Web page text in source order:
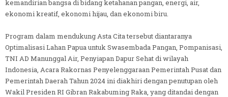
kemandirian bangsa di bidang ketahanan pangan, energi, air,
ekonomi kreatif, ekonomi hijau, dan ekonomi biru.
Program dalam mendukung Asta Cita tersebut diantaranya
Optimalisasi Lahan Papua untuk Swasembada Pangan, Pompanisasi,
TNI AD Manunggal Air, Penyiapan Dapur Sehat di wilayah
Indonesia, Acara Rakornas Penyelenggaraan Pemerintah Pusat dan
Pemerintah Daerah Tahun 2024 ini diakhiri dengan penutupan oleh
Wakil Presiden RI Gibran Rakabuming Raka, yang ditandai dengan